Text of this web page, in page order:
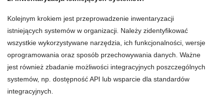
Kolejnym krokiem jest przeprowadzenie inwentaryzacji
istniejących systemów w organizacji. Należy zidentyfikować
wszystkie wykorzystywane narzędzia, ich funkcjonalności, wersje
oprogramowania oraz sposób przechowywania danych. Ważne
jest również zbadanie możliwości integracyjnych poszczególnych
systemów, np. dostępność API lub wsparcie dla standardów
integracyjnych.